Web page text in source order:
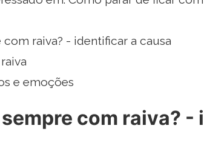
raiva? - identificar a causa
e emoções
com raiva?